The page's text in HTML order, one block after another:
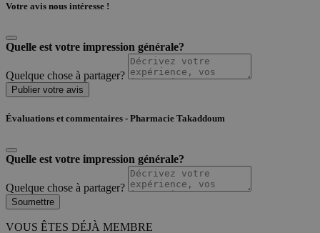
Votre avis nous intéresse !
Quelle est votre impression générale?
Quelque chose à partager?
Publier votre avis
Évaluations et commentaires - Pharmacie Takaddoum
Quelle est votre impression générale?
Quelque chose à partager?
Soumettre
VOUS ÊTES DÉJÀ MEMBRE